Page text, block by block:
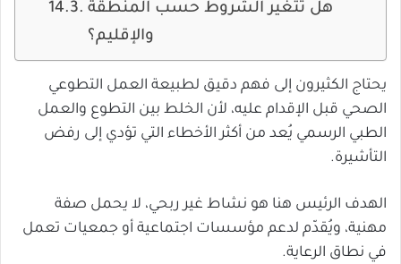
هل تتغير الشروط حسب المنطقة
والإقليم؟
يحتاج الكثيرون إلى فهم دقيق لطبيعة العمل التطوعي
الصحي قبل الإقدام عليه، لأن الخلط بين التطوع والعمل
الطبي الرسمي يُعد من أكثر الأخطاء التي تؤدي إلى رفض
التأشيرة.
الهدف الرئيس هنا هو نشاط غير ربحي، لا يحمل صفة
مهنية، ويُقدّم لدعم مؤسسات اجتماعية أو جمعيات تعمل
في نطاق الرعاية.